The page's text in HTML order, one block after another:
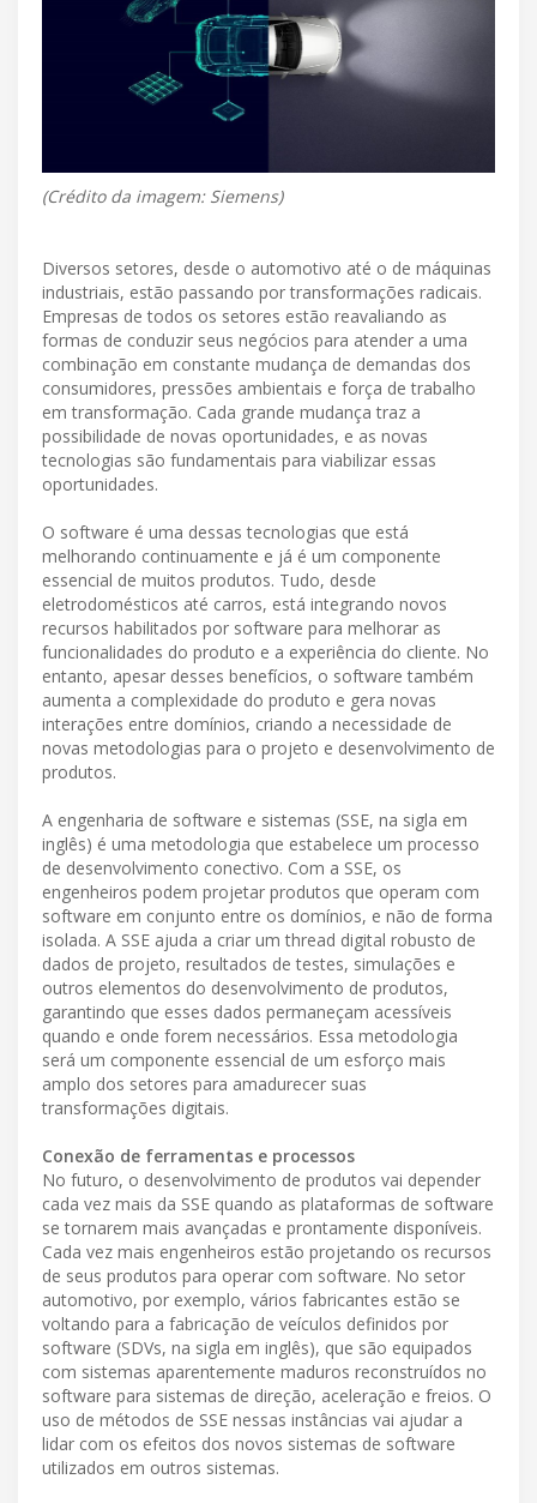
(Crédito da imagem: Siemens)
Diversos setores, desde o automotivo até o de máquinas
industriais, estão passando por transformações radicais.
Empresas de todos os setores estão reavaliando as
formas de conduzir seus negócios para atender a uma
combinação em constante mudança de demandas dos
consumidores, pressões ambientais e força de trabalho
em transformação. Cada grande mudança traz a
possibilidade de novas oportunidades, e as novas
tecnologias são fundamentais para viabilizar essas
oportunidades.
O software é uma dessas tecnologias que está
melhorando continuamente e já é um componente
essencial de muitos produtos. Tudo, desde
eletrodomésticos até carros, está integrando novos
recursos habilitados por software para melhorar as
funcionalidades do produto e a experiência do cliente. No
entanto, apesar desses benefícios, o software também
aumenta a complexidade do produto e gera novas
interações entre domínios, criando a necessidade de
novas metodologias para o projeto e desenvolvimento de
produtos.
A engenharia de software e sistemas (SSE, na sigla em
inglês) é uma metodologia que estabelece um processo
de desenvolvimento conectivo. Com a SSE, os
engenheiros podem projetar produtos que operam com
software em conjunto entre os domínios, e não de forma
isolada. A SSE ajuda a criar um thread digital robusto de
dados de projeto, resultados de testes, simulações e
outros elementos do desenvolvimento de produtos,
garantindo que esses dados permaneçam acessíveis
quando e onde forem necessários. Essa metodologia
será um componente essencial de um esforço mais
amplo dos setores para amadurecer suas
transformações digitais.
Conexão de ferramentas e processos
No futuro, o desenvolvimento de produtos vai depender
cada vez mais da SSE quando as plataformas de software
se tornarem mais avançadas e prontamente disponíveis.
Cada vez mais engenheiros estão projetando os recursos
de seus produtos para operar com software. No setor
automotivo, por exemplo, vários fabricantes estão se
voltando para a fabricação de veículos definidos por
software (SDVs, na sigla em inglês), que são equipados
com sistemas aparentemente maduros reconstruídos no
software para sistemas de direção, aceleração e freios. O
uso de métodos de SSE nessas instâncias vai ajudar a
lidar com os efeitos dos novos sistemas de software
utilizados em outros sistemas.